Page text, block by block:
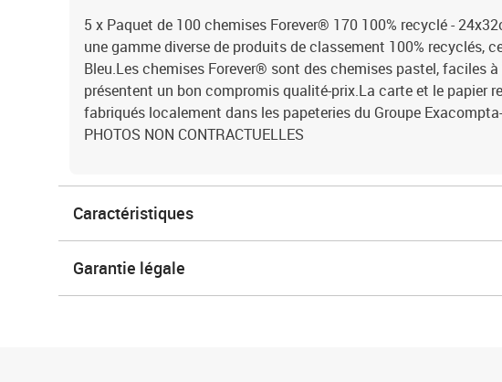
5 x Paquet de 100 chemises Forever® 170 100% recyclé -
une gamme diverse de produits de classement 100% recyclés,
Bleu.Les chemises Forever® sont des chemises pastel, faciles
présentent un bon compromis qualité-prix.La carte et le papier
fabriqués localement dans les papeteries du Groupe
PHOTOS NON CONTRACTUELLES
Caractéristiques
Garantie légale